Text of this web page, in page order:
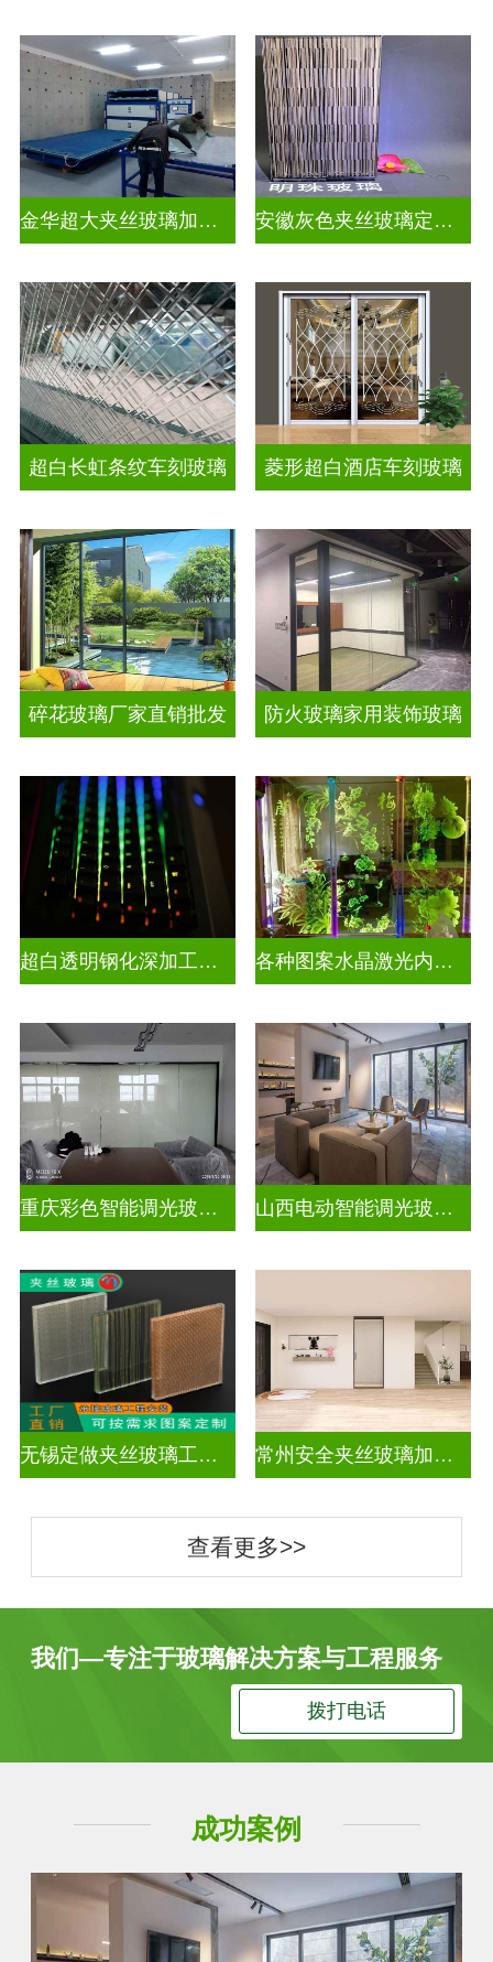
金华超大夹丝玻璃加工店 安徽灰色夹丝玻璃定做厂
超白长虹条纹车刻玻璃 菱形超白酒店车刻玻璃
碎花玻璃厂家直销批发 防火玻璃家用装饰玻璃
超白透明钢化深加工激光内雕屏风 各种图案水晶激光内雕发光艺术玻璃
重庆彩色智能调光玻璃定制公司 山西电动智能调光玻璃价格多少钱
无锡定做夹丝玻璃工厂地址 常州安全夹丝玻璃加工厂
查看更多>>
我们—专注于玻璃解决方案与工程服务
拨打电话
成功案例